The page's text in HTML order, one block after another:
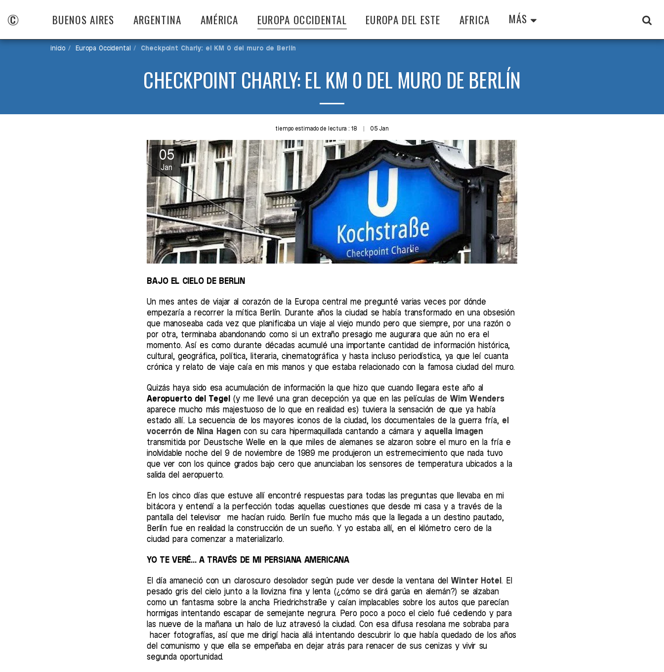
© BUENOS AIRES ARGENTINA AMÉRICA EUROPA OCCIDENTAL EUROPA DEL ESTE AFRICA MÁS
inicio Europa Occidental Checkpoint Charly: el KM 0 del muro de Berlín
CHECKPOINT CHARLY: EL KM 0 DEL MURO DE BERLÍN
tiempo estimado de lectura : 18 05Jan
05
Jan
BAJO EL CIELO DE BERLIN
Un mes antes de viajar al corazón de la Europa central me pregunté varias veces por dónde
empezaría a recorrer la mítica Berlín. Durante años la ciudad se había transformado en una obsesión
que manoseaba cada vez que planificaba un viaje al viejo mundo pero que siempre, por una razón o
por otra, terminaba abandonando como si un extraño presagio me augurara que aún no era el
momento. Así es como durante décadas acumulé una importante cantidad de información histórica,
cultural, geográfica, política, literaria, cinematográfica y hasta incluso periodística, ya que leí cuanta
crónica y relato de viaje caía en mis manos y que estaba relacionado con la famosa ciudad del muro.
Quizás haya sido esa acumulación de información la que hizo que cuando llegara este año al
Aeropuerto del Tegel (y me llevé una gran decepción ya que en las películas de Wim Wenders
aparece mucho más majestuoso de lo que en realidad es) tuviera la sensación de que ya había
estado allí. La secuencia de los mayores iconos de la ciudad, los documentales de la guerra fría, el
vocerrón de Nina Hagen con su cara hipermaquillada cantando a cámara y aquella imagen
transmitida por Deustsche Welle en la que miles de alemanes se alzaron sobre el muro en la fría e
inolvidable noche del 9 de noviembre de 1989 me produjeron un estremecimiento que nada tuvo
que ver con los quince grados bajo cero que anunciaban los sensores de temperatura ubicados a la
salida del aeropuerto.
En los cinco días que estuve allí encontré respuestas para todas las preguntas que llevaba en mi
bitácora y entendí a la perfección todas aquellas cuestiones que desde mi casa y a través de la
pantalla del televisor me hacían ruido. Berlín fue mucho más que la llegada a un destino pautado,
Berlín fue en realidad la construcción de un sueño. Y yo estaba allí, en el kilómetro cero de la
ciudad para comenzar a materializarlo.
YO TE VERÉ... A TRAVÉS DE MI PERSIANA AMERICANA
El día amaneció con un claroscuro desolador según pude ver desde la ventana delWinter Hotel. El
pesado gris del cielo junto a la llovizna fina y lenta (¿cómo se dirá garúa en alemán?) se alzaban
como un fantasma sobre la ancha Friedrichstraße y caían implacables sobre los autos que parecían
hormigas intentando escapar de semejante negrura. Pero poco a poco el cielo fué cediendo y para
las nueve de la mañana un halo de luz atravesó la ciudad. Con esa difusa resolana me sobraba para
hacer fotografías, así que me dirigí hacia allá intentando descubrir lo que había quedado de los años
del comunismo y que ella se empeñaba en dejar atrás para renacer de sus cenizas y vivir su
segunda oportunidad.